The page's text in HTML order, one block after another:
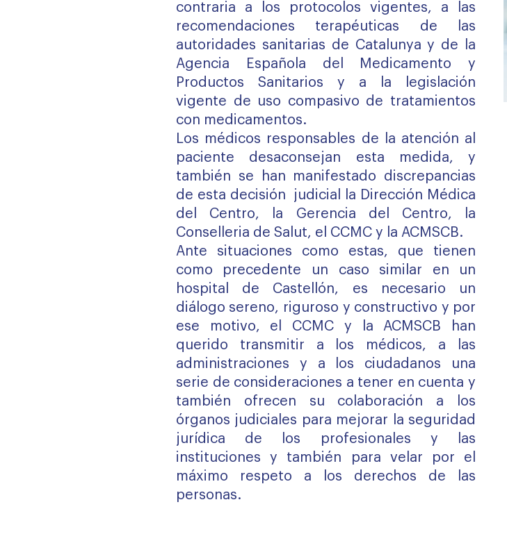
contraria a los protocolos vigentes, a las
recomendaciones terapéuticas de las
autoridades sanitarias de Catalunya y de la
Agencia Española del Medicamento y
Productos Sanitarios y a la legislación
vigente de uso compasivo de tratamientos
con medicamentos.
Los médicos responsables de la atención al
paciente desaconsejan esta medida, y
también se han manifestado discrepancias
de esta decisión judicial la Dirección Médica
del Centro, la Gerencia del Centro, la
Conselleria de Salut, el CCMC y la ACMSCB.
Ante situaciones como estas, que tienen
como precedente un caso similar en un
hospital de Castellón, es necesario un
diálogo sereno, riguroso y constructivo y por
ese motivo, el CCMC y la ACMSCB han
querido transmitir a los médicos, a las
administraciones y a los ciudadanos una
serie de consideraciones a tener en cuenta y
también ofrecen su colaboración a los
órganos judiciales para mejorar la seguridad
jurídica de los profesionales y las
instituciones y también para velar por el
máximo respeto a los derechos de las
personas.